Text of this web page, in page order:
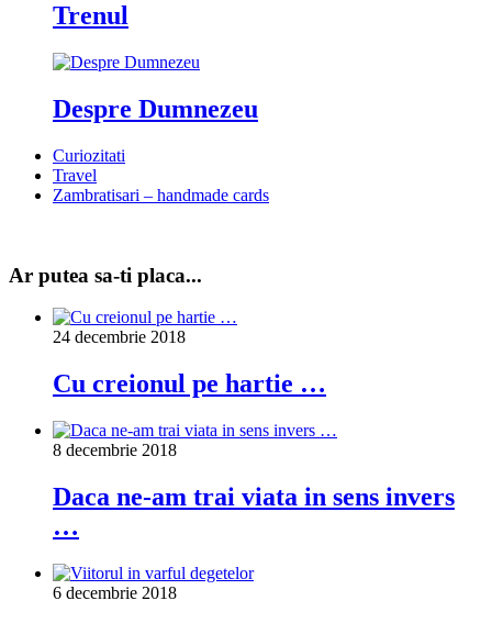
Trenul
Despre Dumnezeu
Curiozitati
Travel
Zambratisari – handmade cards
Ar putea sa-ti placa...
24 decembrie 2018
Cu creionul pe hartie …
8 decembrie 2018
Daca ne-am trai viata in sens invers
…
6 decembrie 2018